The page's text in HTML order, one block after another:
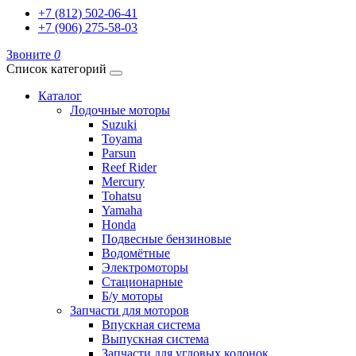
+7 (812) 502-06-41
+7 (906) 275-58-03
Звоните 0
Список категорий
Каталог
Лодочные моторы
Suzuki
Toyama
Parsun
Reef Rider
Mercury
Tohatsu
Yamaha
Honda
Подвесные бензиновые
Водомётные
Электромоторы
Стационарные
Б/у моторы
Запчасти для моторов
Впускная система
Выпускная система
Запчасти для угловых колонок